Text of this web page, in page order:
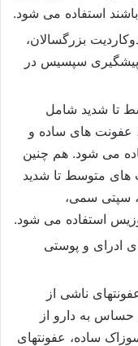
استفاده می شود.
بزرگسالان،
پیشگیری سپسیس در
تا شدید شامل
عفونت های ساده و
می شود. هم چنین
های متوسط تا شدید
سپتی سمی،
استفاده می شود.
ادرای و پوستی
ناشی از
به دارو از
‌ساده، عفونتهای